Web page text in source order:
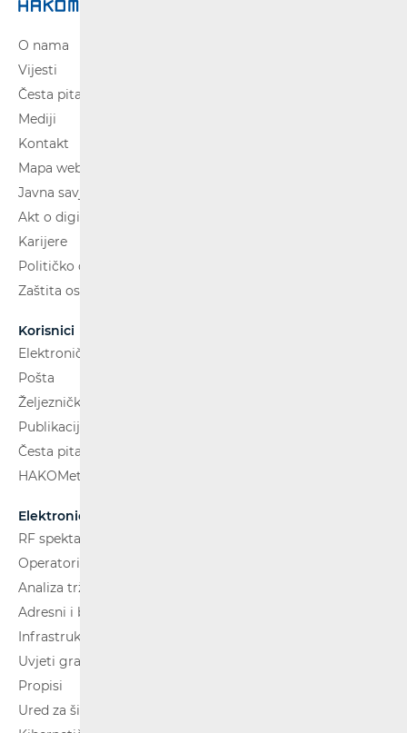
O nama
Vijesti
Česta pitanja
Mediji
Kontakt
Mapa weba
Javna savjetovanja
Akt o digitalnim uslugama
Karijere
Političko oglašavanje
Zaštita osobnih podataka
Korisnici
Elektroničke komunikacije
Pošta
Željeznički putnički prijevoz
Publikacije
Česta pitanja
HAKOMetar
Elektroničke komunikacije
RF spektar
Operatori i usluge
Analiza tržišta
Adresni i brojevni prostor
Infrastruktura
Uvjeti gradnje
Propisi
Ured za širokopojasnost (BCO)